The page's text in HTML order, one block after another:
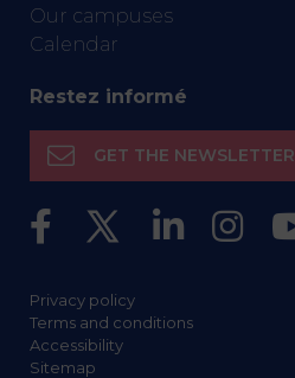
Our campuses
Calendar
Restez informé
GET THE NEWSLETTER
Privacy policy
Terms and conditions
Accessibility
Sitemap